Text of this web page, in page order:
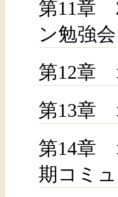
第11章
ン勉強
第12章
第13章
第14章
期コミ